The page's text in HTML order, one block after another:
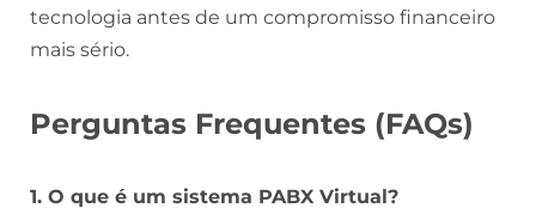
tecnologia antes de um compromisso financeiro
mais sério.
Perguntas Frequentes (FAQs)
1. O que é um sistema PABX Virtual?